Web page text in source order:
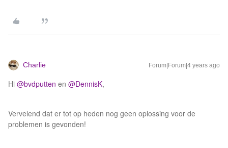
Charlie Forum|Forum|4 years ago
Hi @bvdputten en @DennisK,
Vervelend dat er tot op heden nog geen oplossing voor de
problemen is gevonden!